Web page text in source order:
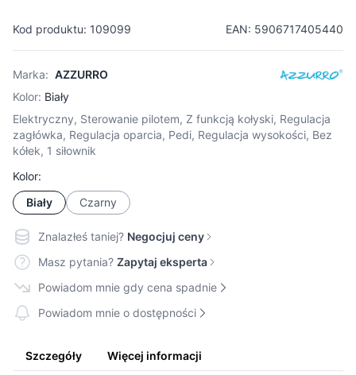
Kod produktu: 109099 EAN: 5906717405440
Marka: AZZURRO
Kolor: Biały
Elektryczny, Sterowanie pilotem, Z funkcją kołyski, Regulacja
zagłówka, Regulacja oparcia, Pedi, Regulacja wysokości, Bez
kółek, 1 siłownik
Kolor:
Biały
Czarny
Znalazłeś taniej? Negocjuj ceny
Masz pytania? Zapytaj eksperta
Powiadom mnie gdy cena spadnie
Powiadom mnie o dostępności
Szczegóły Więcej informacji